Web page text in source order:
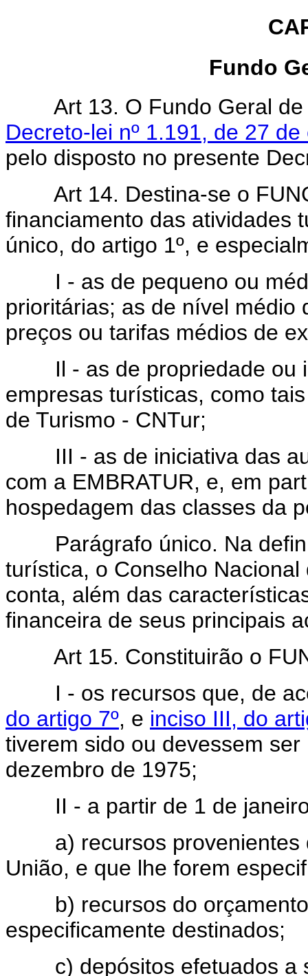
Fundo
Art 13. O Fundo Geral
Decreto-lei nº 1.191, de 27
pelo disposto no presente
Art 14. Destina-se o
financiamento das atividades
único, do artigo 1º, e
I - as de pequeno ou
prioritárias; as de nível médio
preços ou tarifas médios de
Il - as de propriedade ou
empresas turísticas, como
de Turismo - CNTur;
III - as de iniciativa das
com a EMBRATUR, e, em
hospedagem das classes da
Parágrafo único. Na
turística, o Conselho
conta, além das
financeira de seus principais
Art 15. Constituirão o
I - os recursos que, de
do artigo 7º, e inciso III, do
tiverem sido ou devessem
dezembro de 1975;
II - a partir de 1 de janeiro
a) recursos provenientes
União, e que lhe forem
b) recursos do orçamento
especificamente destinados;
c) depósitos efetuados a